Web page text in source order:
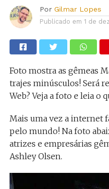
Por Gilmar Lopes
Publicado em 1 de
Foto mostra as gêmeas
trajes minúsculos! Será
Web? Veja a foto e leia o
Mais uma vez a internet
pelo mundo! Na foto
atrizes e empresárias
Ashley Olsen.